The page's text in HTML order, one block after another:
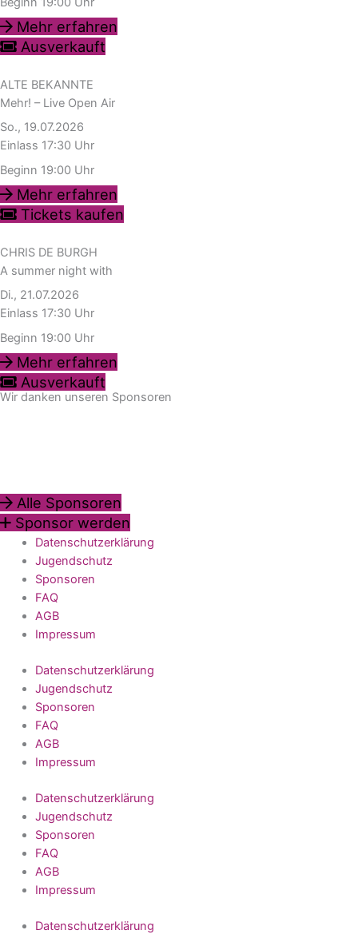
Mehr erfahren
Ausverkauft
ALTE BEKANNTE
Mehr! – Live Open Air
So., 19.07.2026
Einlass 17:30 Uhr
Beginn 19:00 Uhr
Mehr erfahren
Tickets kaufen
CHRIS DE BURGH
A summer night with
Di., 21.07.2026
Einlass 17:30 Uhr
Beginn 19:00 Uhr
Mehr erfahren
Ausverkauft
Wir danken unseren Sponsoren
Alle Sponsoren
Sponsor werden
Datenschutzerklärung
Jugendschutz
Sponsoren
FAQ
AGB
Impressum
Datenschutzerklärung
Jugendschutz
Sponsoren
FAQ
AGB
Impressum
Datenschutzerklärung
Jugendschutz
Sponsoren
FAQ
AGB
Impressum
Datenschutzerklärung